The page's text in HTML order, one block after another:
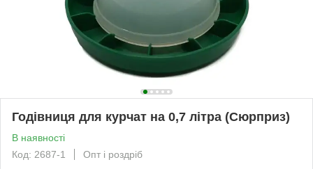
Годівниця для курчат на 0,7 літра (Сюрприз)
В наявності
Код: 2687-1
Опт і роздріб